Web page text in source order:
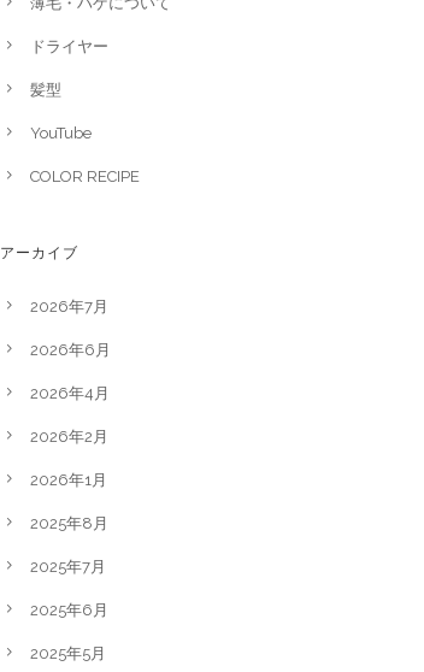
ドライヤー
髪型
YouTube
COLOR RECIPE
アーカイブ
2026年7月
2026年6月
2026年4月
2026年2月
2026年1月
2025年8月
2025年7月
2025年6月
2025年5月